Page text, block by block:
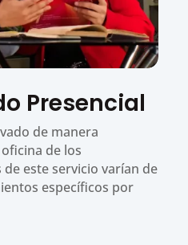
Presencial
de manera
de los
este servicio varían de
específicos por